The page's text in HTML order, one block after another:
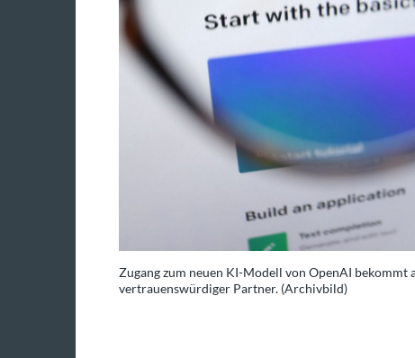
Zugang zum neuen KI-Modell von OpenAI
vertrauenswürdiger Partner. (Archivbild)